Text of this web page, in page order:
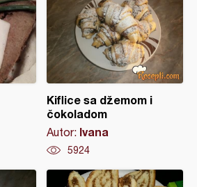
Kiflice sa džemom i
čokoladom
Autor: Ivana
5924